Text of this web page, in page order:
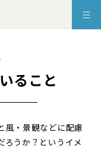
ること
風・景観などに配慮
ろうか？というイメ